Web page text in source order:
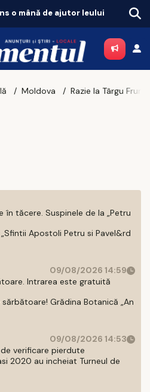
Moldova
în tăcere. Suspinele de la „Petru
Apostoli Petru si Pavel&rd
09/08/2026 14:59
Intrarea este gratuită
Grădina Botanică „An
09/08/2026 14:53
verificare pierdute
2020 au incheiat Turneul de